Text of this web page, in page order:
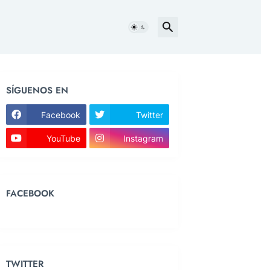
SÍGUENOS EN
Facebook Twitter
YouTube Instagram
FACEBOOK
TWITTER